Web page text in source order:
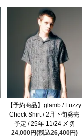
【予約商品】glamb / Fuzzy
Check Shirt / 2月下旬発売
予定 / 25年 11/24 〆切
24,000円(税込26,400円)